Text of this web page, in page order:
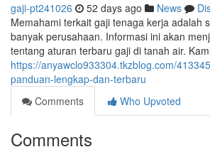
gaji-pt241026 52 days ago News
Memahami terkait gaji tenaga kerja adalah
banyak perusahaan. Informasi ini akan
tentang aturan terbaru gaji di tanah air.
https://anyawclo933304.tkzblog.com/
panduan-lengkap-dan-terbaru
Comments
Who Upvoted
Comments